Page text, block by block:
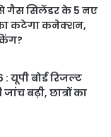
गैस सिलेंडर के 5 नए
कटेगा कनेक्शन,
यूपी बोर्ड रिजल्ट
बढ़ी, छात्रों का